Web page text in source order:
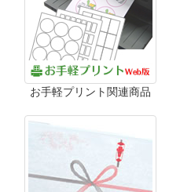
お手軽プリント関連商品